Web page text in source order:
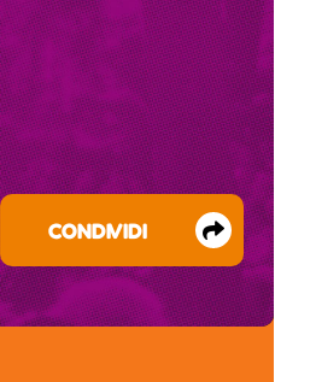
CONDIVIDI